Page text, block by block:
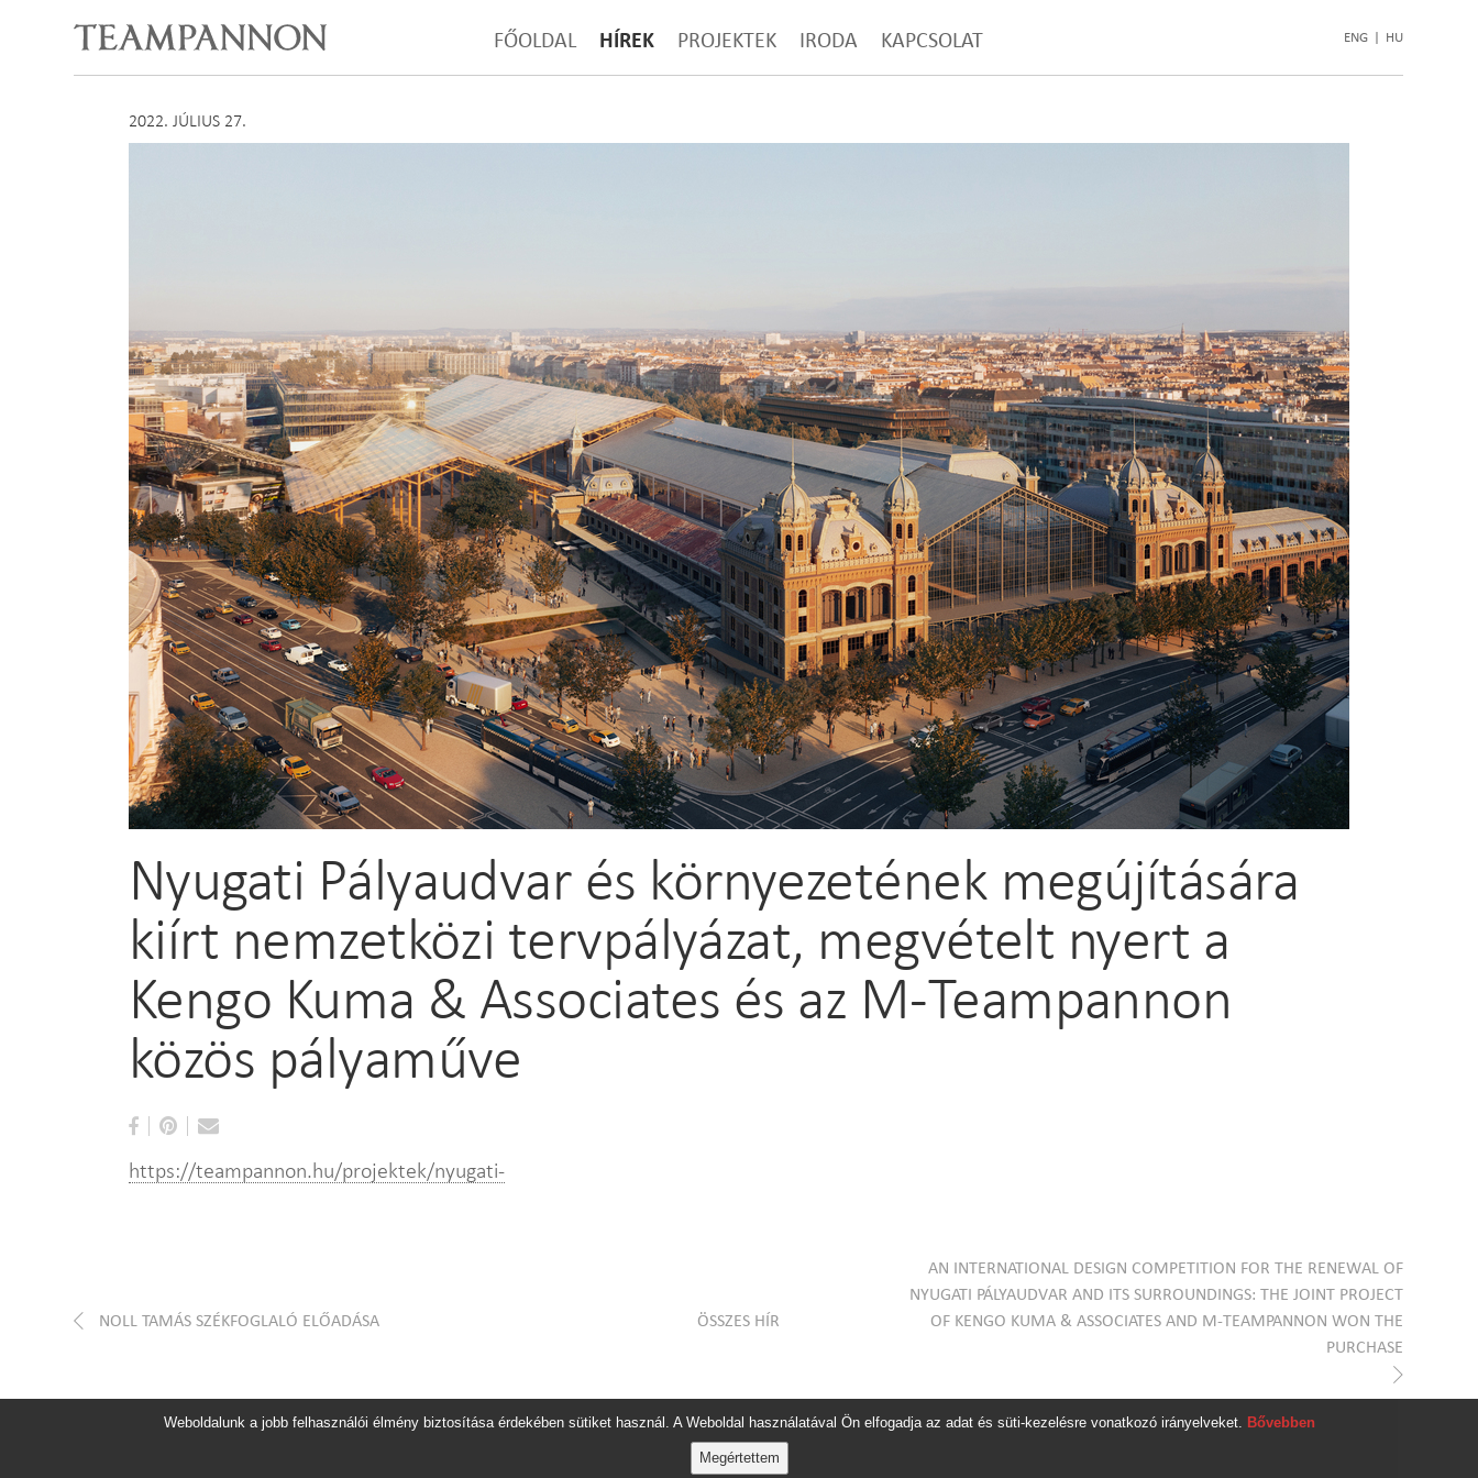
FŐOLDAL HÍREK PROJEKTEK IRODA KAPCSOLAT ENG | HU
2022. JÚLIUS 27.
Nyugati Pályaudvar és környezetének megújítására
kiírt nemzetközi tervpályázat, megvételt nyert a
Kengo Kuma & Associates és az M-Teampannon
közös pályaműve
https://teampannon.hu/projektek/nyugati-
NOLL TAMÁS SZÉKFOGLALÓ ELŐADÁSA ÖSSZES HÍR
AN INTERNATIONAL DESIGN COMPETITION FOR THE RENEWAL OF
NYUGATI PÁLYAUDVAR AND ITS SURROUNDINGS: THE JOINT PROJECT
OF KENGO KUMA & ASSOCIATES AND M-TEAMPANNON WON THE
PURCHASE
Weboldalunk a jobb felhasználói élmény biztosítása érdekében sütiket használ. A Weboldal használatával Ön elfogadja az adat és süti-kezelésre vonatkozó irányelveket. Bővebben